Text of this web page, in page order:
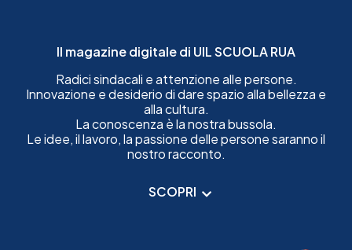
Il magazine digitale di UIL SCUOLA RUA
Radici sindacali e attenzione alle persone.
Innovazione e desiderio di dare spazio alla bellezza e
alla cultura.
La conoscenza è la nostra bussola.
Le idee, il lavoro, la passione delle persone saranno il
nostro racconto.
SCOPRI